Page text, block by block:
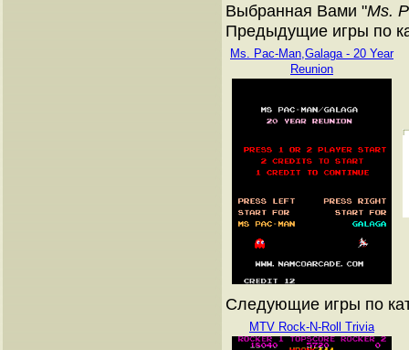
Выбранная Вами "Ms.
Предыдущие игры по
Ms. Pac-Man,Galaga - 20 Year
Reunion
Следующие игры по
MTV Rock-N-Roll Trivia